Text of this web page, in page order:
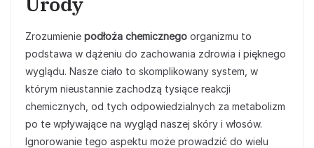
Zrozumienie podłoża chemicznego organizmu to
podstawa w dążeniu do zachowania zdrowia i pięknego
wyglądu. Nasze ciało to skomplikowany system, w
którym nieustannie zachodzą tysiące reakcji
chemicznych, od tych odpowiedzialnych za metabolizm
po te wpływające na wygląd naszej skóry i włosów.
Ignorowanie tego aspektu może prowadzić do wielu